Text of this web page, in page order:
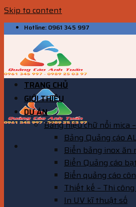
Skip to content
Hotline: 0961 345 997
TRANG CHỦ
GIỚI THIỆU
DỰ ÁN
Bảng hiệu chữ nổi mica
Bảng Quảng cáo
Biển bảng inox ăn
Biển Quảng cáo
Biển quảng cáo
Thiết kế – Thi
In UV kĩ thuật số